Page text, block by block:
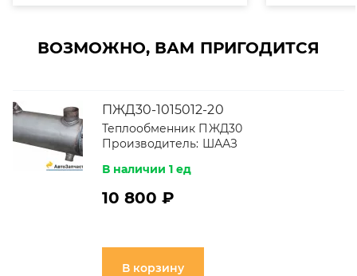
ВОЗМОЖНО, ВАМ ПРИГОДИТСЯ
ПЖД30-1015012-20
Теплообменник ПЖД30
Производитель: ШААЗ
В наличии 1 ед
10 800 ₽
В корзину